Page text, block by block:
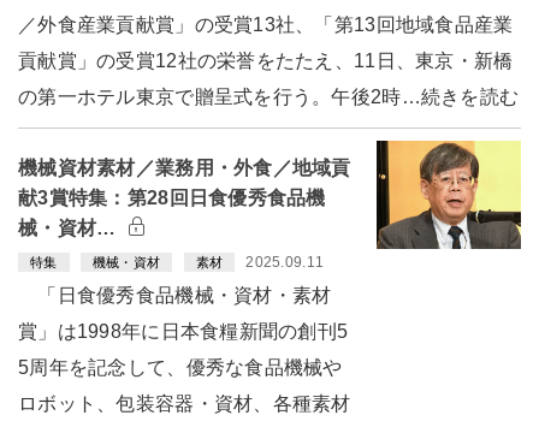
／外食産業貢献賞」の受賞13社、「第13回地域食品産業
貢献賞」の受賞12社の栄誉をたたえ、11日、東京・新橋
の第一ホテル東京で贈呈式を行う。午後2時…続きを読む
機械資材素材／業務用・外食／地域貢
献3賞特集：第28回日食優秀食品機
械・資材…
特集 機械・資材 素材 2025.09.11
「日食優秀食品機械・資材・素材
賞」は1998年に日本食糧新聞の創刊5
5周年を記念して、優秀な食品機械や
ロボット、包装容器・資材、各種素材